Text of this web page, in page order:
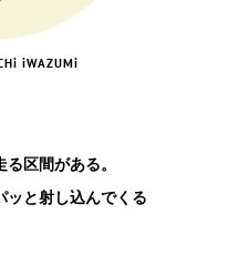
iWAZUMi
区間がある。
ッと射し込んでくる